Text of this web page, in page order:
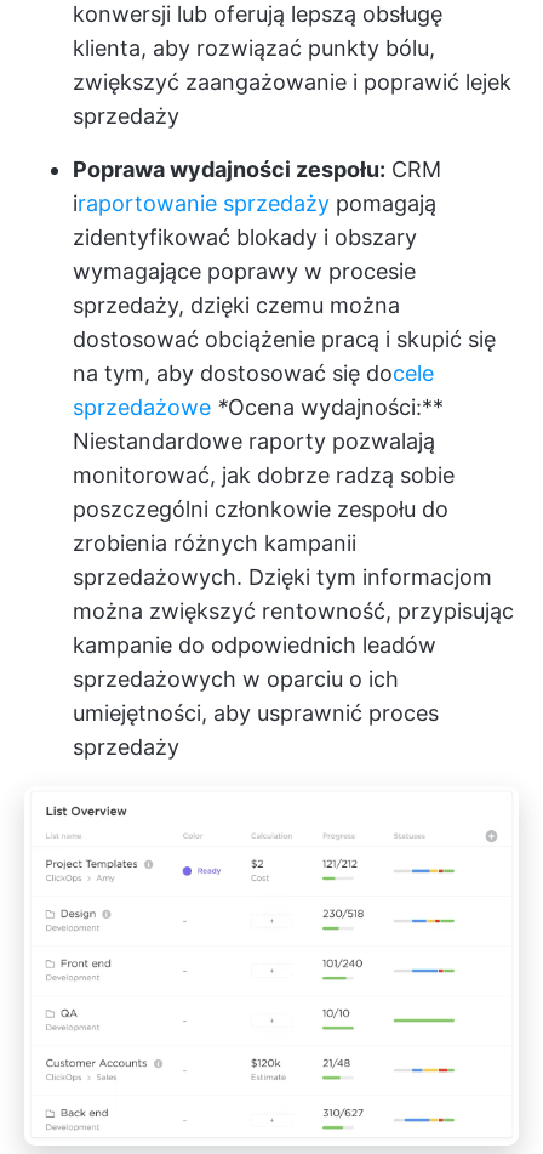
konwersji lub oferują lepszą obsługę
klienta, aby rozwiązać punkty bólu,
zwiększyć zaangażowanie i poprawić lejek
sprzedaży
Poprawa wydajności zespołu: CRM
iraportowanie sprzedaży pomagają
zidentyfikować blokady i obszary
wymagające poprawy w procesie
sprzedaży, dzięki czemu można
dostosować obciążenie pracą i skupić się
na tym, aby dostosować się docele
sprzedażowe *Ocena wydajności:**
Niestandardowe raporty pozwalają
monitorować, jak dobrze radzą sobie
poszczególni członkowie zespołu do
zrobienia różnych kampanii
sprzedażowych. Dzięki tym informacjom
można zwiększyć rentowność, przypisując
kampanie do odpowiednich leadów
sprzedażowych w oparciu o ich
umiejętności, aby usprawnić proces
sprzedaży